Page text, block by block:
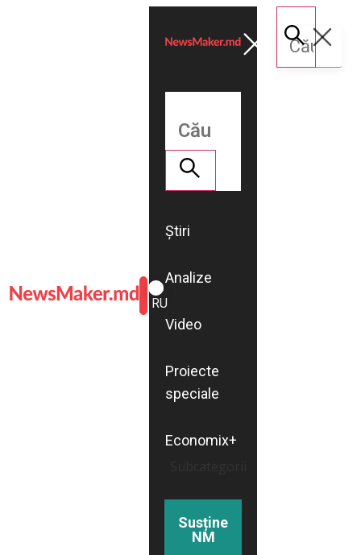
ROMÂNĂ
RU
Știri
Analize
Video
Proiecte
speciale
Economix+
Susține
NM